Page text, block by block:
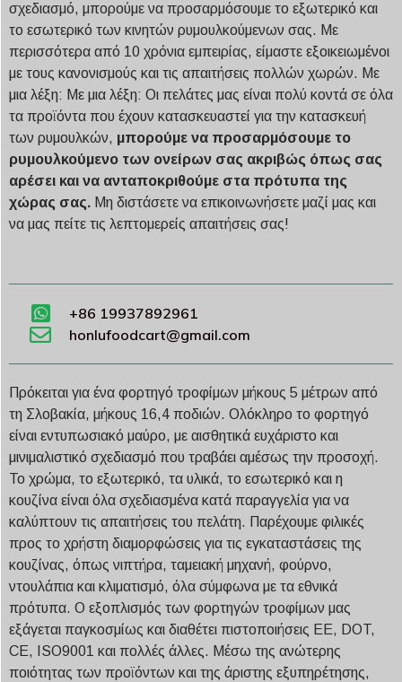
σχεδιασμό, μπορούμε να προσαρμόσουμε το εξωτερικό και
το εσωτερικό των κινητών ρυμουλκούμενων σας. Με
περισσότερα από 10 χρόνια εμπειρίας, είμαστε εξοικειωμένοι
με τους κανονισμούς και τις απαιτήσεις πολλών χωρών. Με
μια λέξη: Με μια λέξη: Οι πελάτες μας είναι πολύ κοντά σε όλα
τα προϊόντα που έχουν κατασκευαστεί για την κατασκευή
των ρυμουλκών, μπορούμε να προσαρμόσουμε το
ρυμουλκούμενο των ονείρων σας ακριβώς όπως σας
αρέσει και να ανταποκριθούμε στα πρότυπα της
χώρας σας. Μη διστάσετε να επικοινωνήσετε μαζί μας και
να μας πείτε τις λεπτομερείς απαιτήσεις σας!
+86 19937892961
honlufoodcart@gmail.com
Πρόκειται για ένα φορτηγό τροφίμων μήκους 5 μέτρων από
τη Σλοβακία, μήκους 16,4 ποδιών. Ολόκληρο το φορτηγό
είναι εντυπωσιακό μαύρο, με αισθητικά ευχάριστο και
μινιμαλιστικό σχεδιασμό που τραβάει αμέσως την προσοχή.
Το χρώμα, το εξωτερικό, τα υλικά, το εσωτερικό και η
κουζίνα είναι όλα σχεδιασμένα κατά παραγγελία για να
καλύπτουν τις απαιτήσεις του πελάτη. Παρέχουμε φιλικές
προς το χρήστη διαμορφώσεις για τις εγκαταστάσεις της
κουζίνας, όπως νιπτήρα, ταμειακή μηχανή, φούρνο,
ντουλάπια και κλιματισμό, όλα σύμφωνα με τα εθνικά
πρότυπα. Ο εξοπλισμός των φορτηγών τροφίμων μας
εξάγεται παγκοσμίως και διαθέτει πιστοποιήσεις ΕΕ, DOT,
CE, ISO9001 και πολλές άλλες. Μέσω της ανώτερης
ποιότητας των προϊόντων και της άριστης εξυπηρέτησης,